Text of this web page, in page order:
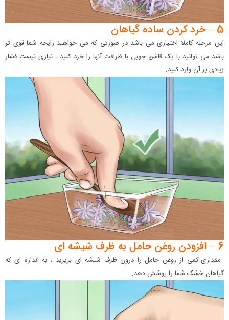
5 – خرد کردن ساده گیاهان
این مرحله کاملا اختیاری می باشد در صورتی که می خواهید رایحه شما قوی تر
باشد می توانید با یک قاشق چوبی با ظرافت آنها را خرد کنید ، نیازی نیست فشار
زیادی بر آن وارد کنید.
6 – افزودن روغن حامل به ظرف شیشه ای
مقداری کمی از روغن حامل را درون ظرف شیشه ای بریزید ، به اندازه ای که
گیاهان خشک شما را پوشش دهد.